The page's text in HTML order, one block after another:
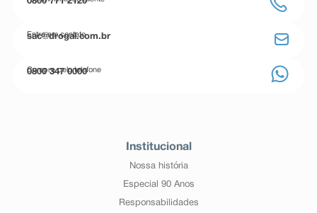
Entre em contato
sac@drogal.com.br
Compre pelo telefone
0800 347 0000
Institucional
Nossa história
Especial 90 Anos
Responsabilidades